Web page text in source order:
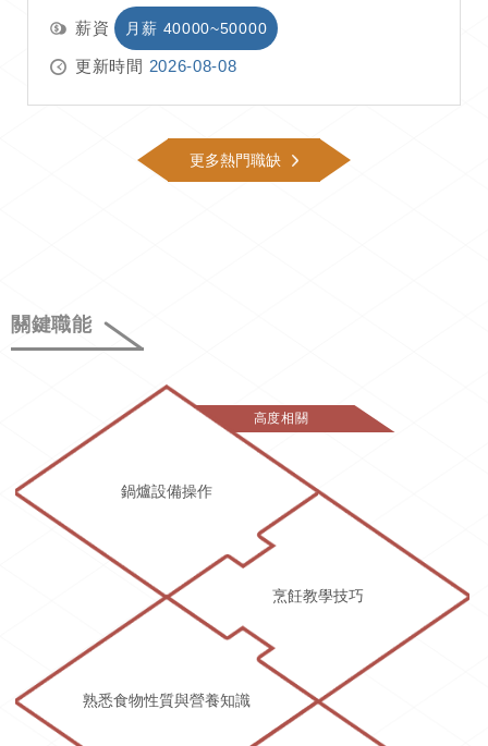
薪資 月薪 40000~50000
更新時間 2026-08-08
更多熱門職缺
關鍵職能
高度相關
鍋爐設備操作
烹飪教學技巧
熟悉食物性質與營養知識